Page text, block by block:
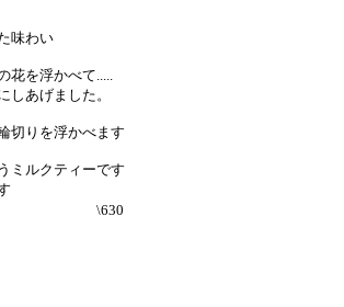
わい
浮かべて.....
した。
を浮かべます
ルクティーです
\630